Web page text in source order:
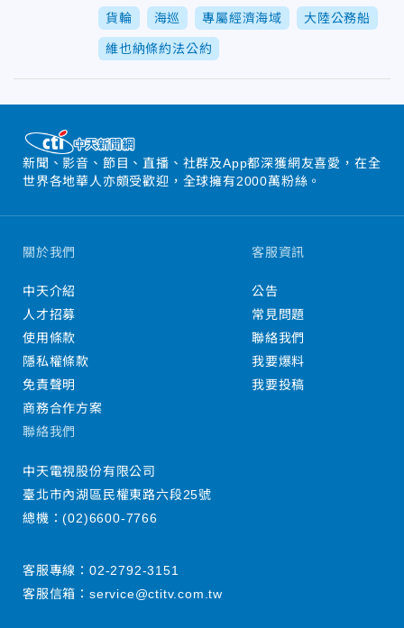
貨輪 海巡 專屬經濟海域 大陸公務船
維也納條約法公約
新聞、影音、節目、直播、社群及App都深獲網友喜愛，在全
世界各地華人亦頗受歡迎，全球擁有2000萬粉絲。
關於我們
中天介紹
人才招募
使用條款
隱私權條款
免責聲明
商務合作方案
客服資訊
公告
常見問題
聯絡我們
我要爆料
我要投稿
聯絡我們
中天電視股份有限公司
臺北市內湖區民權東路六段25號
總機：(02)6600-7766
客服專線： 02-2792-3151
客服信箱： service@ctitv.com.tw